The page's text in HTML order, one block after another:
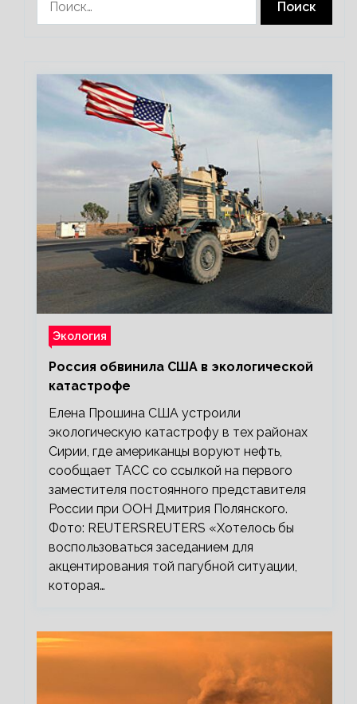
Экология
Россия обвинила США в экологической
катастрофе
Елена Прошина США устроили
экологическую катастрофу в тех районах
Сирии, где американцы воруют нефть,
сообщает ТАСС со ссылкой на первого
заместителя постоянного представителя
России при ООН Дмитрия Полянского.
Фото: REUTERSREUTERS «Хотелось бы
воспользоваться заседанием для
акцентирования той пагубной ситуации,
которая…